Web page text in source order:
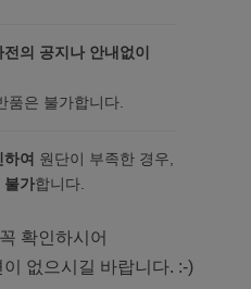
의 공지나 안내없이
품은 불가합니다.
여 원단이 부족한 경우,
불가합니다.
확인하시어
없으시길 바랍니다. :-)